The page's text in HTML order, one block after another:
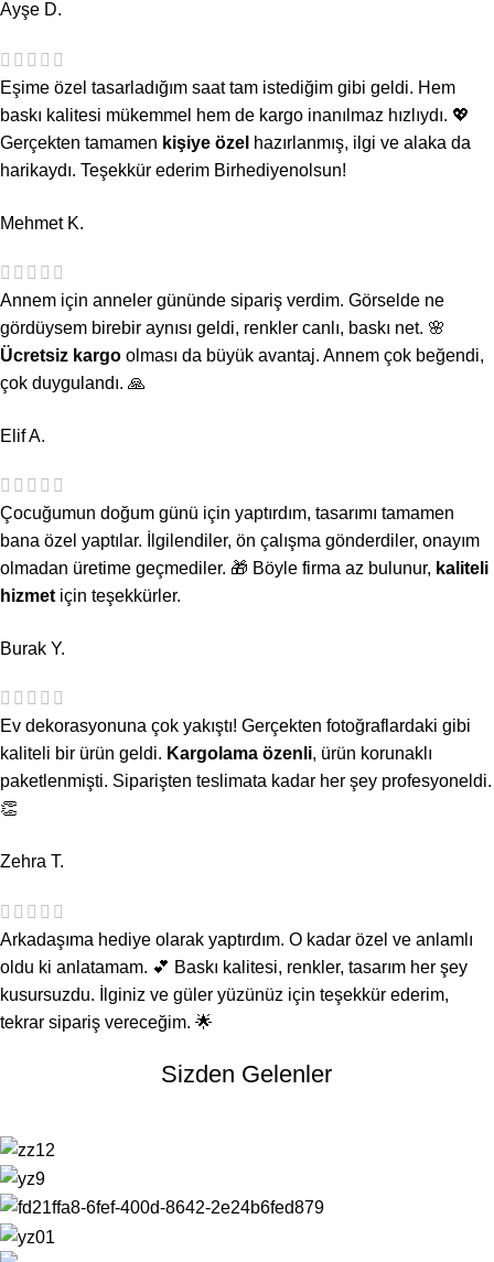
Ayşe D.
Eşime özel tasarladığım saat tam istediğim gibi geldi. Hem
baskı kalitesi mükemmel hem de kargo inanılmaz hızlıydı. 💖
Gerçekten tamamen kişiye özel hazırlanmış, ilgi ve alaka da
harikaydı. Teşekkür ederim Birhediyenolsun!
Mehmet K.
Annem için anneler gününde sipariş verdim. Görselde ne
gördüysem birebir aynısı geldi, renkler canlı, baskı net. 🌸
Ücretsiz kargo olması da büyük avantaj. Annem çok beğendi,
çok duygulandı. 🙏
Elif A.
Çocuğumun doğum günü için yaptırdım, tasarımı tamamen
bana özel yaptılar. İlgilendiler, ön çalışma gönderdiler, onayım
olmadan üretime geçmediler. 🎁 Böyle firma az bulunur, kaliteli
hizmet için teşekkürler.
Burak Y.
Ev dekorasyonuna çok yakıştı! Gerçekten fotoğraflardaki gibi
kaliteli bir ürün geldi. Kargolama özenli, ürün korunaklı
paketlenmişti. Siparişten teslimata kadar her şey profesyoneldi.
👏
Zehra T.
Arkadaşıma hediye olarak yaptırdım. O kadar özel ve anlamlı
oldu ki anlatamam. 💕 Baskı kalitesi, renkler, tasarım her şey
kusursuzdu. İlginiz ve güler yüzünüz için teşekkür ederim,
tekrar sipariş vereceğim. 🌟
Sizden Gelenler